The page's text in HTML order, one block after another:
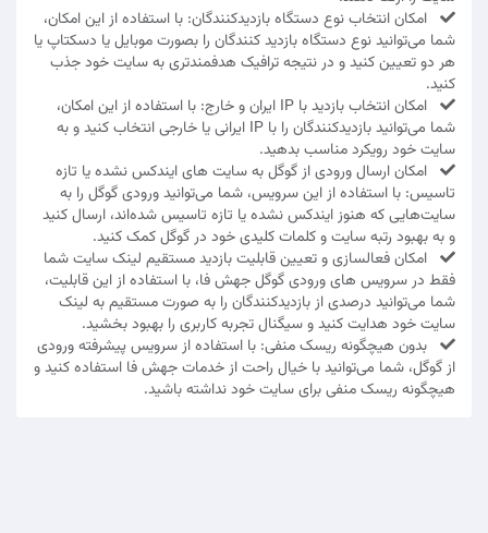
امکان انتخاب نوع دستگاه بازدیدکنندگان: با استفاده از این امکان،
شما می‌توانید نوع دستگاه بازدید کنندگان را بصورت موبایل یا دسکتاپ یا
هر دو تعیین کنید و در نتیجه ترافیک هدفمندتری به سایت خود جذب
کنید.
امکان انتخاب بازدید با IP ایران و خارج: با استفاده از این امکان،
شما می‌توانید بازدیدکنندگان را با IP ایرانی یا خارجی انتخاب کنید و به
سایت خود رویکرد مناسب بدهید.
امکان ارسال ورودی از گوگل به سایت های ایندکس نشده یا تازه
تاسیس: با استفاده از این سرویس، شما می‌توانید ورودی گوگل را به
سایت‌هایی که هنوز ایندکس نشده یا تازه تاسیس شده‌اند، ارسال کنید
و به بهبود رتبه سایت و کلمات کلیدی خود در گوگل کمک کنید.
امکان فعالسازی و تعیین قابلیت بازدید مستقیم لینک سایت شما
فقط در سرویس های ورودی گوگل جهش فا، با استفاده از این قابلیت،
شما می‌توانید درصدی از بازدیدکنندگان را به صورت مستقیم به لینک
سایت خود هدایت کنید و سیگنال تجربه کاربری را بهبود بخشید.
بدون هیچگونه ریسک منفی: با استفاده از سرویس پیشرفته ورودی
از گوگل، شما می‌توانید با خیال راحت از خدمات جهش فا استفاده کنید و
هیچگونه ریسک منفی برای سایت خود نداشته باشید.